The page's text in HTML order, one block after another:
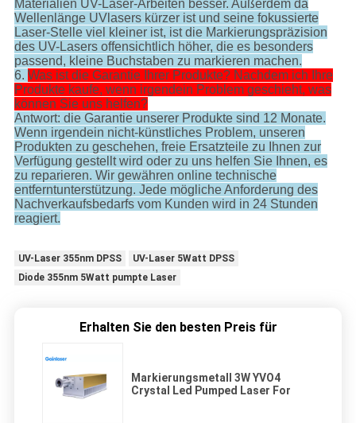
Materialien UV-Laser-Arbeiten besser. Außerdem da
Wellenlänge UVlasers kürzer ist und seine fokussierte
Laser-Stelle viel kleiner ist, ist die Markierungspräzision
des UV-Lasers offensichtlich höher, die es besonders
passend, kleine Buchstaben zu markieren machen.
6. Was ist die Garantie Ihrer Produkte? Nachdem ich Ihre
Produkte kaufe, wenn irgendein Problem geschieht, was
können Sie uns helfen?
Antwort: die Garantie unserer Produkte sind 12 Monate.
Wenn irgendein nicht-künstliches Problem, unseren
Produkten zu geschehen, freie Ersatzteile zu Ihnen zur
Verfügung gestellt wird oder zu uns helfen Sie Ihnen, es
zu reparieren. Wir gewähren online technische
entferntunterstützung. Jede mögliche Anforderung des
Nachverkaufsbedarfs vom Kunden wird in 24 Stunden
reagiert.
UV-Laser 355nm DPSS
UV-Laser 5Watt DPSS
Diode 355nm 5Watt pumpte Laser
Erhalten Sie den besten Preis für
Markierungsmetall 3W YVO4
Crystal Led Pumped Laser For